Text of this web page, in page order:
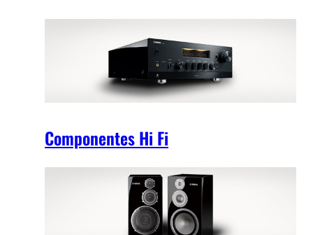
Componentes Hi Fi